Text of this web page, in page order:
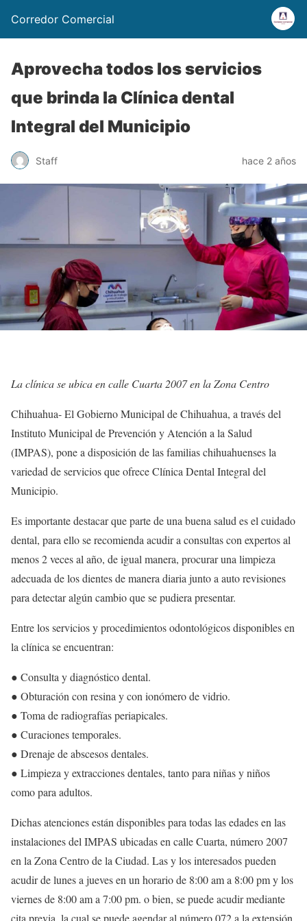
Corredor Comercial
Aprovecha todos los servicios
que brinda la Clínica dental
Integral del Municipio
Staff hace 2 años
La clínica se ubica en calle Cuarta 2007 en la Zona Centro
Chihuahua- El Gobierno Municipal de Chihuahua, a través del
Instituto Municipal de Prevención y Atención a la Salud
(IMPAS), pone a disposición de las familias chihuahuenses la
variedad de servicios que ofrece Clínica Dental Integral del
Municipio.
Es importante destacar que parte de una buena salud es el cuidado
dental, para ello se recomienda acudir a consultas con expertos al
menos 2 veces al año, de igual manera, procurar una limpieza
adecuada de los dientes de manera diaria junto a auto revisiones
para detectar algún cambio que se pudiera presentar.
Entre los servicios y procedimientos odontológicos disponibles en
la clínica se encuentran:
● Consulta y diagnóstico dental.
● Obturación con resina y con ionómero de vidrio.
● Toma de radiografías periapicales.
● Curaciones temporales.
● Drenaje de abscesos dentales.
● Limpieza y extracciones dentales, tanto para niñas y niños
como para adultos.
Dichas atenciones están disponibles para todas las edades en las
instalaciones del IMPAS ubicadas en calle Cuarta, número 2007
en la Zona Centro de la Ciudad. Las y los interesados pueden
acudir de lunes a jueves en un horario de 8:00 am a 8:00 pm y los
viernes de 8:00 am a 7:00 pm. o bien, se puede acudir mediante
cita previa, la cual se puede agendar al número 072 a la extensión